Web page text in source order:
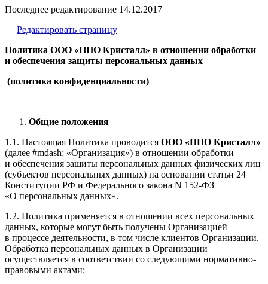
Последнее редактирование 14.12.2017
Редактировать страницу
Политика ООО «НПО Кристалл» в отношении обработки
и обеспечения защиты персональных данных
(политика конфиденциальности)
Общие положения
1.1. Настоящая Политика проводится ООО «НПО Кристалл»
(далее #mdash; «Организация») в отношении обработки
и обеспечения защиты персональных данных физических лиц
(субъектов персональных данных) на основании статьи 24
Конституции РФ и Федерального закона N 152-ФЗ
«О персональных данных».
1.2. Политика применяется в отношении всех персональных
данных, которые могут быть получены Организацией
в процессе деятельности, в том числе клиентов Организации.
Обработка персональных данных в Организации
осуществляется в соответствии со следующими нормативно-
правовыми актами: